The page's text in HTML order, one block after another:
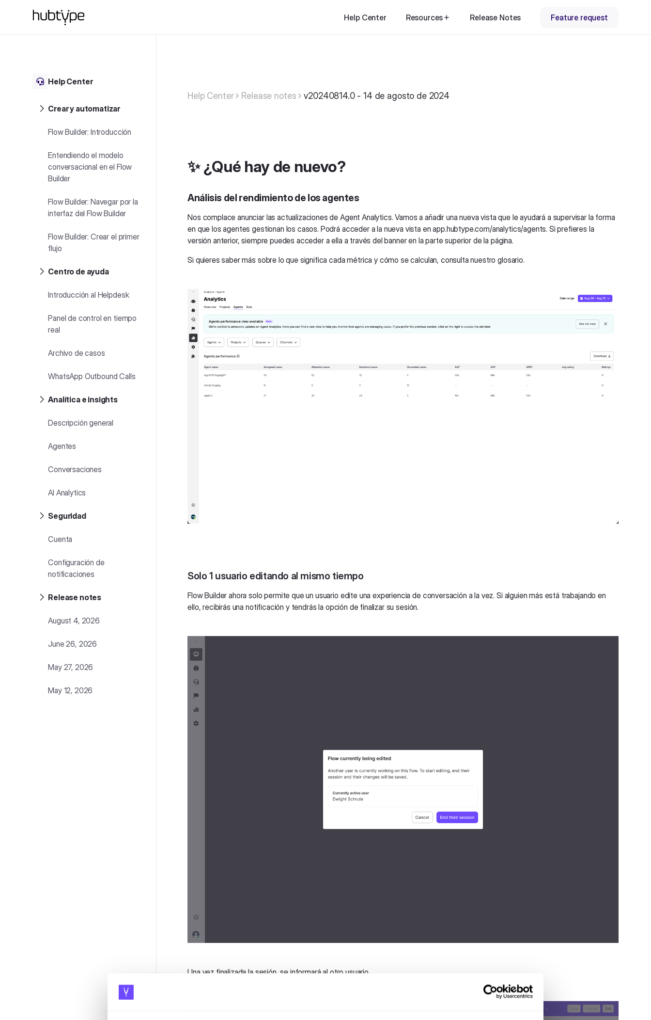
Help Center Resources Release Notes Feature request
Help Center
Crear y automatizar
Flow Builder: Introducción
Entendiendo el modelo
conversacional en el Flow
Builder
Flow Builder: Navegar por la
interfaz del Flow Builder
Flow Builder: Crear el primer
flujo
Centro de ayuda
Introducción al Helpdesk
Panel de control en tiempo
real
Archivo de casos
WhatsApp Outbound Calls
Analítica e insights
Descripción general
Agentes
Conversaciones
AI Analytics
Seguridad
Cuenta
Configuración de
notificaciones
Release notes
August 4, 2026
June 26, 2026
May 27, 2026
May 12, 2026
Help Center Release notes v20240814.0 - 14 de agosto de 2024
✨ ¿Qué hay de nuevo?
Análisis del rendimiento de los agentes
Nos complace anunciar las actualizaciones de Agent Analytics. Vamos a añadir una nueva vista que le ayudará a supervisar la forma
en que los agentes gestionan los casos. Podrá acceder a la nueva vista enapp.hubtype.com/analytics/agents. Si prefieres la
versión anterior, siempre puedes acceder a ella a través del banner en la parte superior de la página.
Si quieres saber más sobre lo que significa cada métrica y cómo se calculan, consulta nuestro glosario.
Solo 1 usuario editando al mismo tiempo
Flow Builder ahora solo permite que un usuario edite una experiencia de conversación a la vez. Si alguien más está trabajando en
ello, recibirás una notificación y tendrás la opción de finalizar su sesión.
Una vez finalizada la sesión, se informará al otro usuario.